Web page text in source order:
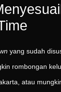
yang sudah
rombongan
atau